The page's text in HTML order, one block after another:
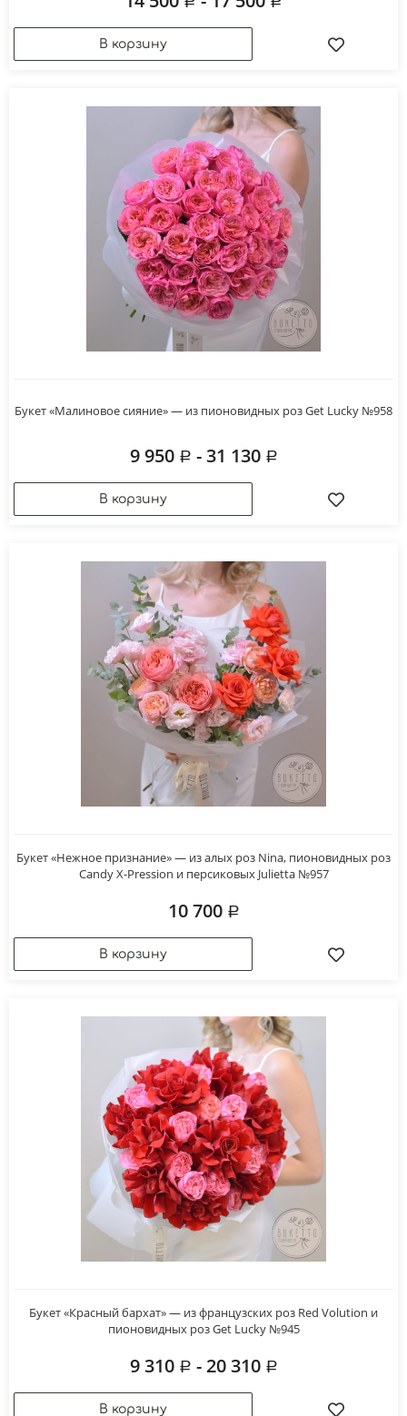
Букет «Малиновое сияние» — из пионовидных роз Get Lucky №958
9 950 - 31 130
Букет «Нежное признание» — из алых роз Nina, пионовидных роз
Candy X-Pression и персиковых Julietta №957
10 700
Букет «Красный бархат» — из французских роз Red Volution и
пионовидных роз Get Lucky №945
9 310 - 20 310